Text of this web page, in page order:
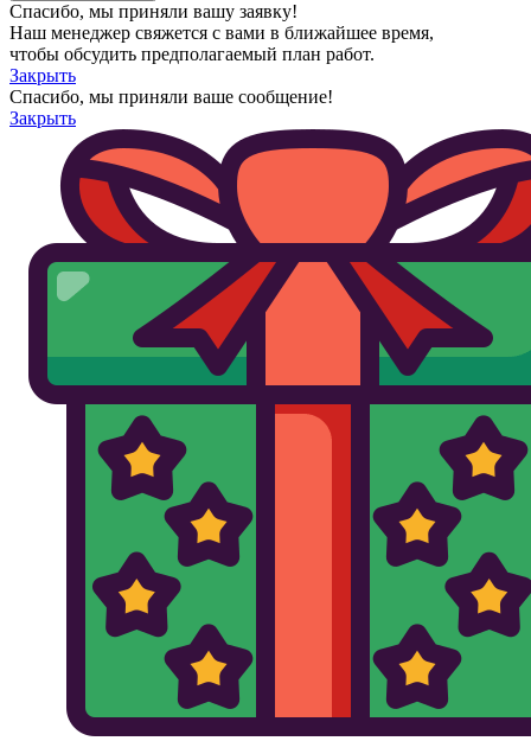
Спасибо, мы приняли вашу заявку!
Наш менеджер свяжется с вами в ближайшее время,
чтобы обсудить предполагаемый план работ.
Закрыть
Спасибо, мы приняли ваше сообщение!
Закрыть